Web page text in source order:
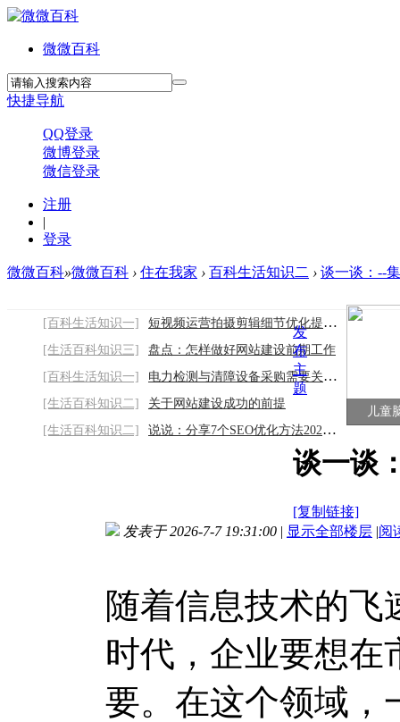
微微百科
快捷导航
QQ登录
微博登录
微信登录
注册
|
登录
微微百科»微微百科 › 住在我家 › 百科生活知识二 › 谈一谈：--
[百科生活知识一]
短视频运营拍摄剪辑细节优化提升作品质感
[生活百科知识三]
盘点：怎样做好网站建设前期工作
[百科生活知识一]
电力检测与清障设备采购需要关注哪些因素
[生活百科知识二]
关于网站建设成功的前提
[生活百科知识二]
说说：分享7个SEO优化方法2026/8/7
儿童
发
布
主
题
谈一谈
[复制链接]
发表于 2026-7-7 19:31:00 | 显示全部楼层 |阅
随着信息技术的
时代，企业要想在
要。在这个领域，